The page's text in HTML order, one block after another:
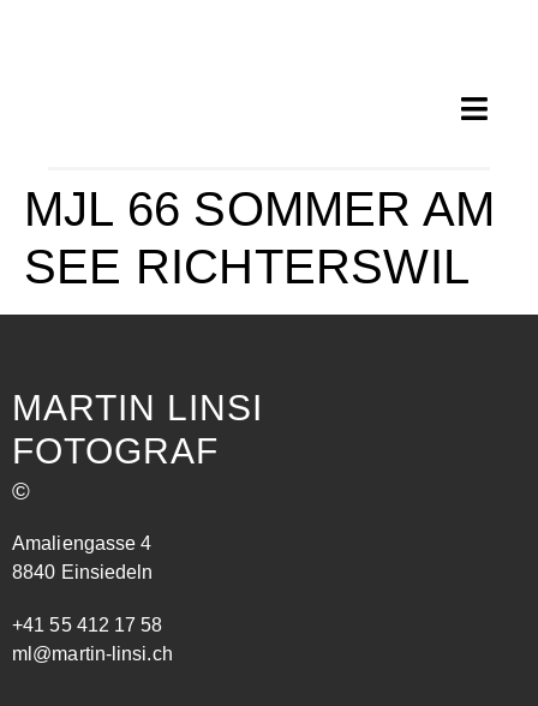
MJL 66 SOMMER AM
SEE RICHTERSWIL
MARTIN LINSI
FOTOGRAF
©
Amaliengasse 4
8840 Einsiedeln
+41 55 412 17 58
ml@martin-linsi.ch